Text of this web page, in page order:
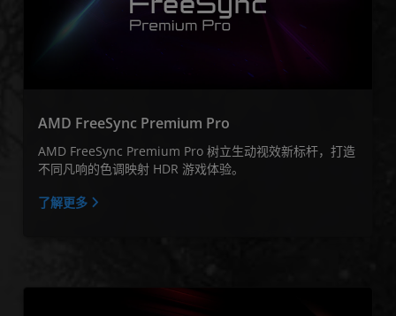
AMD FreeSync Premium Pro
AMD FreeSync Premium Pro 树立生动视效新标杆，打造
不同凡响的色调映射 HDR 游戏体验。
了解更多